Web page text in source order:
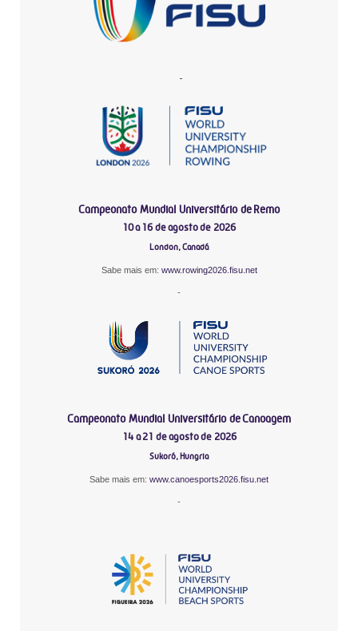
-
Campeonato Mundial Universitário de Remo
10 a 16 de agosto de 2026
London, Canadá
Sabe mais em: www.rowing2026.fisu.net
-
Campeonato Mundial Universitário de Canoagem
14 a 21 de agosto de 2026
Sukoró, Hungria
Sabe mais em: www.canoesports2026.fisu.net
-